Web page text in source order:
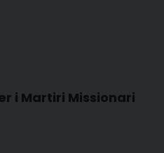
i Martiri Missionari